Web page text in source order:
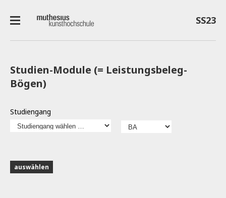
SS23
Studien-Module (= Leistungsbeleg-
Bögen)
Studiengang